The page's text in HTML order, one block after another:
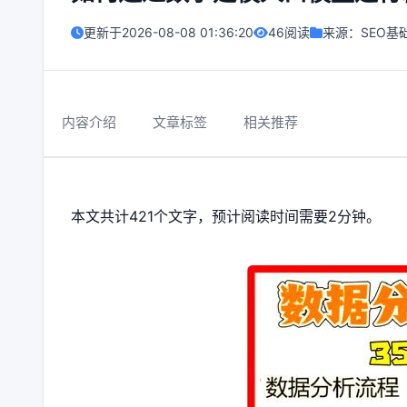
更新于2026-08-08 01:36:20 46阅读 来源： SEO基
内容介绍 文章标签 相关推荐
本文共计421个文字，预计阅读时间需要2分钟。